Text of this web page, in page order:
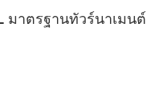
มาตรฐานทัวร์นาเมนต์